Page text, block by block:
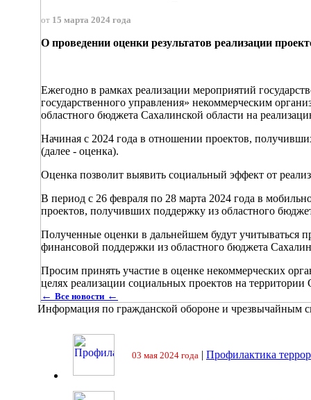
от 15 марта 2024 года
О проведении оценки результатов реализации
Ежегодно в рамках реализации мероприятий
государственного управления» некоммерческим
областного бюджета Сахалинской области на
Начиная с 2024 года в отношении проектов,
(далее - оценка).
Оценка позволит выявить социальный эффект от
В период с 26 февраля по 28 марта 2024 года в
проектов, получивших поддержку из областного
Полученные оценки в дальнейшем будут учитываться
финансовой поддержки из областного бюджета
Просим принять участие в оценке некоммерческих
целях реализации социальных проектов на территории
← Все новости ←
Информация по гражданской обороне и чрезвычайным
03 мая 2024 года | Профилактика